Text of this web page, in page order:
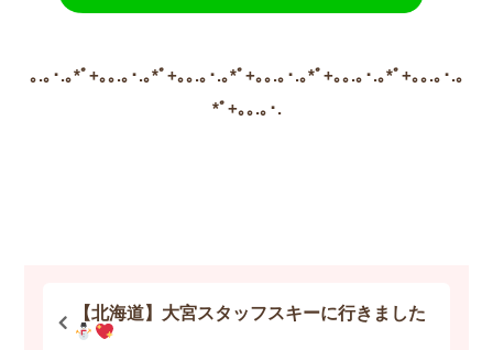
｡.｡･.｡*ﾟ+｡｡.｡･.｡*ﾟ+｡｡.｡･.｡*ﾟ+｡｡.｡･.｡*ﾟ+｡｡.｡･.｡*ﾟ+｡｡.｡･.｡
*ﾟ+｡｡.｡･.
【北海道】大宮スタッフスキーに行きました